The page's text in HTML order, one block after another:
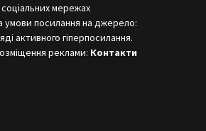
соціальних мережах
умови посилання на джерело:
активного гіперпосилання.
реклами: Контакти